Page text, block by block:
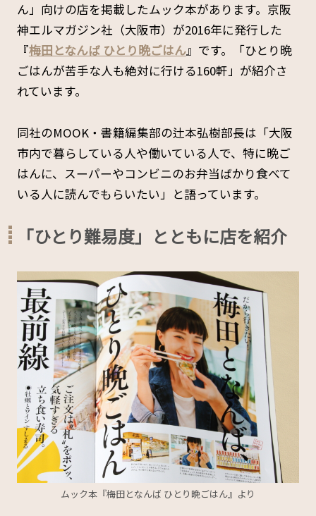
ん」向けの店を掲載したムック本があります。京阪
神エルマガジン社（大阪市）が2016年に発行した
『梅田となんば ひとり晩ごはん』です。「ひとり晩
ごはんが苦手な人も絶対に行ける160軒」が紹介さ
れています。
同社のMOOK・書籍編集部の辻本弘樹部長は「大阪
市内で暮らしている人や働いている人で、特に晩ご
はんに、スーパーやコンビニのお弁当ばかり食べて
いる人に読んでもらいたい」と語っています。
「ひとり難易度」とともに店を紹介
ムック本『梅田となんば ひとり晩ごはん』より